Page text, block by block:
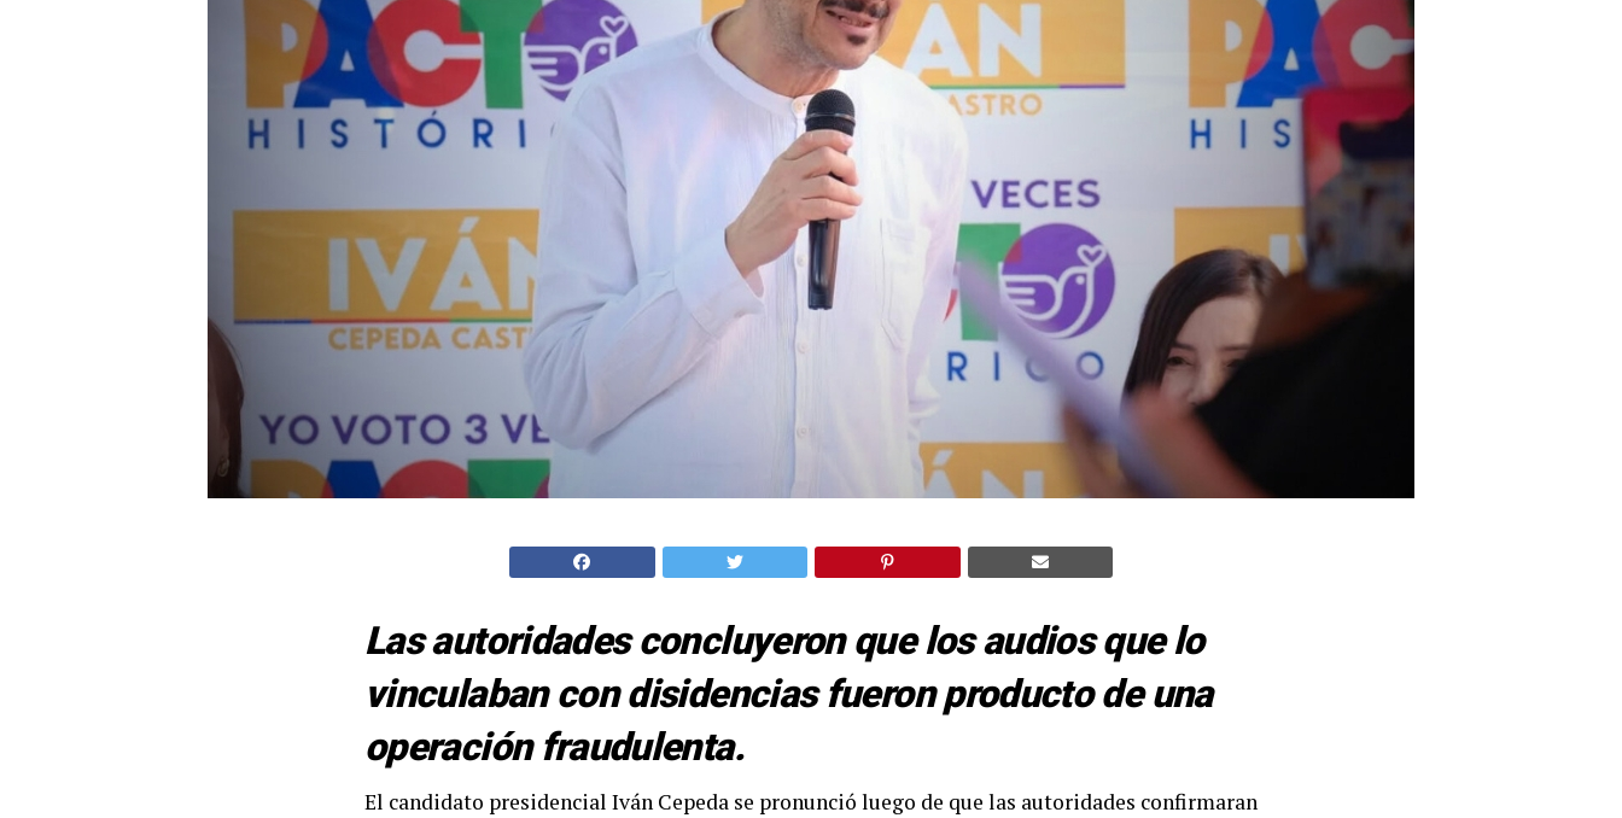
Las autoridades concluyeron que los audios que lo
vinculaban con disidencias fueron producto de una
operación fraudulenta.
El candidato presidencial Iván Cepeda se pronunció luego de que las autoridades confirmaran